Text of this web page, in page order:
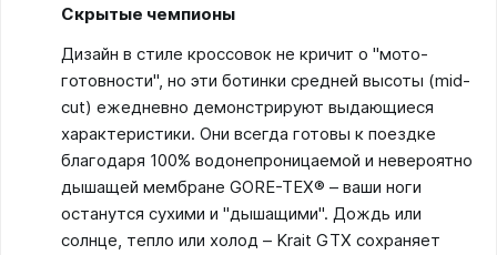
Скрытые чемпионы
Дизайн в стиле кроссовок не кричит о "мото-
готовности", но эти ботинки средней высоты (mid-
cut) ежедневно демонстрируют выдающиеся
характеристики. Они всегда готовы к поездке
благодаря 100% водонепроницаемой и невероятно
дышащей мембране GORE-TEX® – ваши ноги
останутся сухими и "дышащими". Дождь или
солнце, тепло или холод – Krait GTX сохраняет